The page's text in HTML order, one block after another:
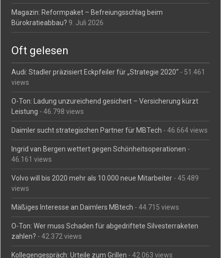
Magazin: Reformpaket – Befreiungsschlag beim
Bürokratieabbau? 9. Juli 2026
Oft gelesen
Audi: Stadler präzisiert Eckpfeiler für „Strategie 2020“ - 51.461
views
O-Ton: Ladung unzureichend gesichert – Versicherung kürzt
Leistung - 46.798 views
Daimler sucht strategischen Partner für MBTech - 46.664 views
Ingrid van Bergen wettert gegen Schönheitsoperationen -
46.161 views
Volvo will bis 2020 mehr als 10.000 neue Mitarbeiter - 45.489
views
Mäßiges Interesse an Daimlers MBtech - 44.715 views
O-Ton: Wer muss Schaden für abgedriftete Silvesterraketen
zahlen? - 42.372 views
Kollegengespräch: Urteile zum Grillen - 42.063 views